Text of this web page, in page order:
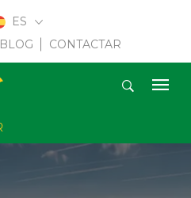
ES
BLOG CONTACTAR